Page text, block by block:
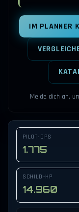
IM PLANNER
Melde dich an,
PILOT-DPS
1.775
SCHILD-HP
14.960